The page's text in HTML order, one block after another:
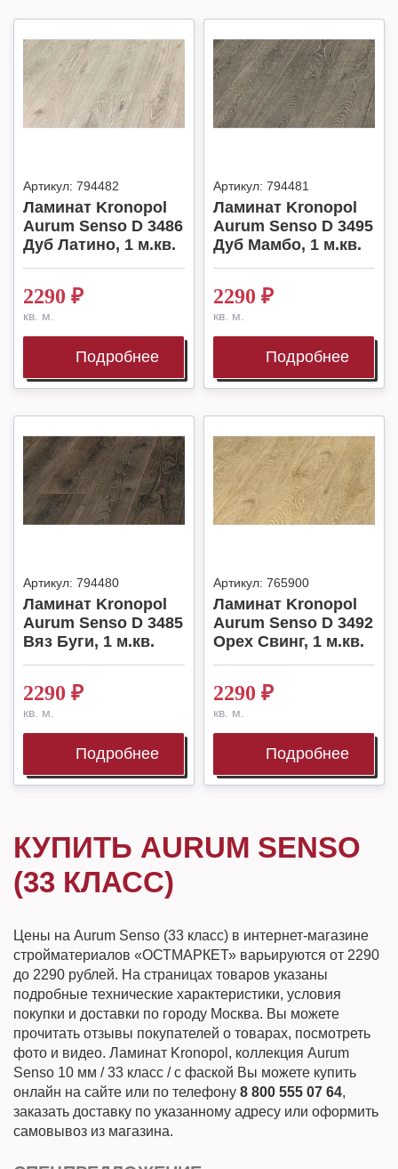
Артикул: 794482
Ламинат Kronopol
Aurum Senso D 3486
Дуб Латино, 1 м.кв.
2290 ₽
кв. м.
Подробнее
Артикул: 794481
Ламинат Kronopol
Aurum Senso D 3495
Дуб Мамбо, 1 м.кв.
2290 ₽
кв. м.
Подробнее
Артикул: 794480
Ламинат Kronopol
Aurum Senso D 3485
Вяз Буги, 1 м.кв.
2290 ₽
кв. м.
Подробнее
Артикул: 765900
Ламинат Kronopol
Aurum Senso D 3492
Орех Свинг, 1 м.кв.
2290 ₽
кв. м.
Подробнее
КУПИТЬ AURUM SENSO
(33 КЛАСС)
Цены на Aurum Senso (33 класс) в интернет-магазине
стройматериалов «ОСТМАРКЕТ» варьируются от 2290
до 2290 рублей. На страницах товаров указаны
подробные технические характеристики, условия
покупки и доставки по городу Москва. Вы можете
прочитать отзывы покупателей о товарах, посмотреть
фото и видео. Ламинат Kronopol, коллекция Aurum
Senso 10 мм / 33 класс / с фаской Вы можете купить
онлайн на сайте или по телефону 8 800 555 07 64,
заказать доставку по указанному адресу или оформить
самовывоз из магазина.